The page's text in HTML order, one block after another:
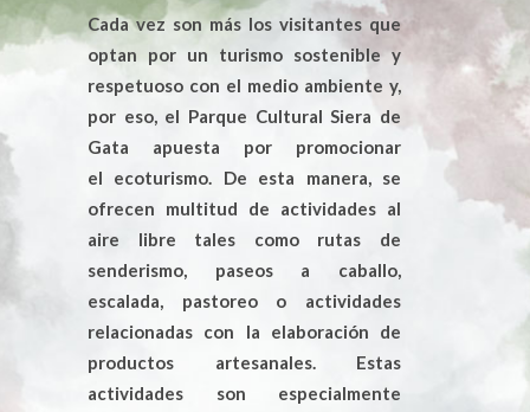
Cada vez son más los visitantes que
optan por un turismo sostenible y
respetuoso con el medio ambiente y,
por eso, el Parque Cultural Siera de
Gata apuesta por promocionar
el ecoturismo. De esta manera, se
ofrecen multitud de actividades al
aire libre tales como rutas de
senderismo, paseos a caballo,
escalada, pastoreo o actividades
relacionadas con la elaboración de
productos artesanales. Estas
actividades son especialmente